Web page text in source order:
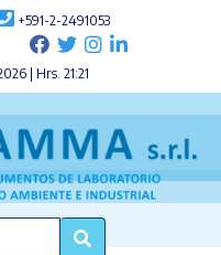
+591-2-2491053
| Hrs. 21:21